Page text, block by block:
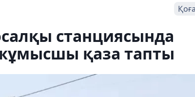
станциясында
қаза тапты